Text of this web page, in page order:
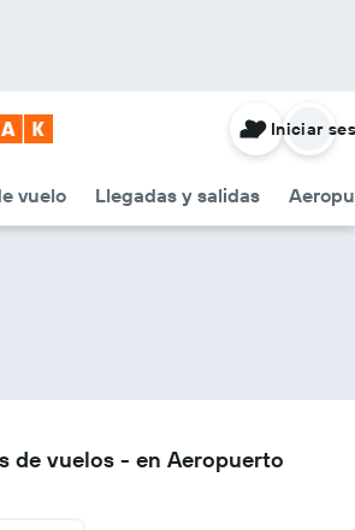
vuelo Llegadas y salidas
Iniciar
de vuelos - en Aeropuerto